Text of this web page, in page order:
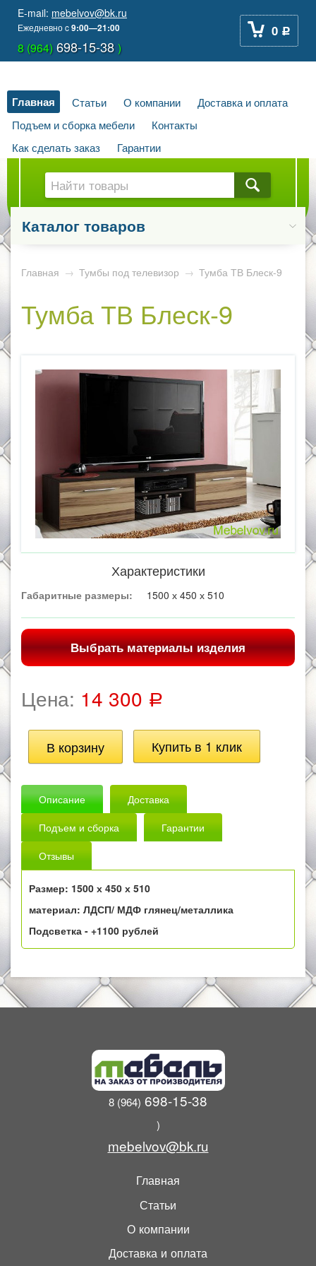
E-mail: mebelvov@bk.ru
Ежедневноc9:00—21:00
8 (964) 698-15-38)
0 Р
Главная Статьи О компании
Доставка и оплата
Подъем и сборка мебели
Контакты
Как сделать заказ
Гарантии
Каталог товаров
Главная → Тумбы под телевизор → Тумба ТВ Блеск-9
Тумба ТВ Блеск-9
Характеристики
Габаритные размеры: 1500 х 450 х 510
Выбрать материалы изделия
Цена: 14 300 Р
Описание
Доставка
Подъем и сборка
Гарантии
Отзывы
Размер: 1500 х 450 х 510
материал: ЛДСП/ МДФ глянец/металлика
Подсветка - +1100 рублей
8 (964) 698-15-38
)
mebelvov@bk.ru
Главная
Статьи
О компании
Доставка и оплата